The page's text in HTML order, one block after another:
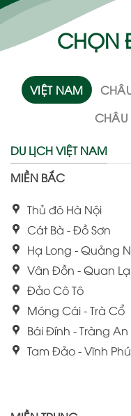
CHỌN
VIỆT NAM
CHÂU
DU LỊCH VIỆT NAM
MIỀN BẮC
Thủ đô Hà Nội
Cát Bà - Đồ Sơn
Hạ Long - Quảng
Vân Đồn - Quan
Đảo Cô Tô
Móng Cái - Trà Cổ
Bái Đính - Tràng An
Tam Đảo - Vĩnh